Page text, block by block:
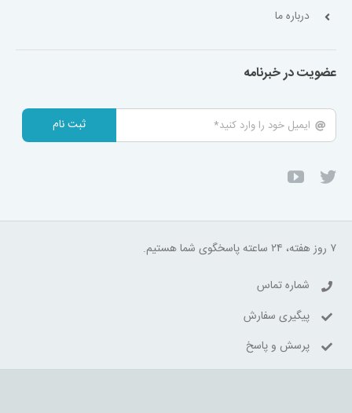
درباره ما
عضویت در خبرنامه
ثبت نام
۷ روز هفته، ۲۴ ساعته پاسخگوی شما هستیم.
شماره تماس
پیگیری سفارش
پرسش و پاسخ